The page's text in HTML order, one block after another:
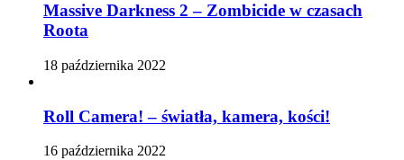
Massive Darkness 2 – Zombicide w czasach
Roota
18 października 2022
Roll Camera! – światła, kamera, kości!
16 października 2022